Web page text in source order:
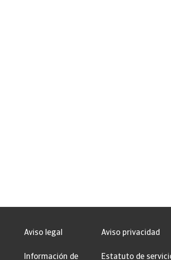
Aviso legal Aviso privacidad
Información de Estatuto de